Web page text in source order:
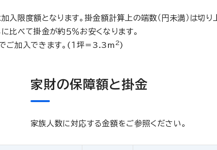
入限度額となります。掛金額計算上の端数（円未満）は切り
比べて掛金が約５％お安くなります。
ご加入できます。(１坪＝3.3m 2)
家財の保障額と掛金
家族人数に対応する金額をご参照ください。